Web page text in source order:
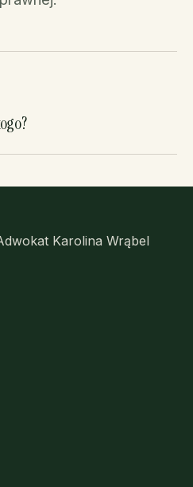
Karolina Wrąbel